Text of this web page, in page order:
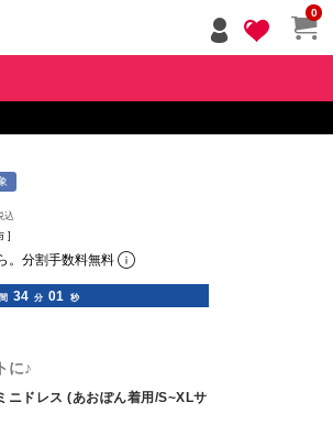
0
]
。分割手数料無料
33 分 59 秒
に♪
ニドレス (あおぽん着用/S~XLサ
ジト
ップ